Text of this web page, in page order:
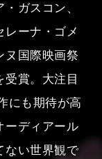
ガスコン、
レーナ・ゴメ
ヌ国際映画祭
受賞。大注目
にも期待が高
ーディアール
ない世界観で